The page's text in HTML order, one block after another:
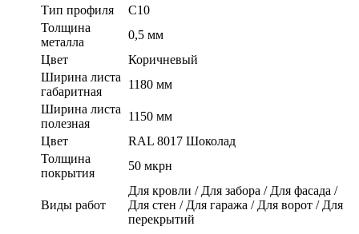
Тип профиля
C10
Толщина
металла
0,5 мм
Цвет
Коричневый
Ширина листа
габаритная
1180 мм
Ширина листа
полезная
1150 мм
Цвет
RAL 8017 Шоколад
Толщина
покрытия
50 мкрн
Виды работ
Для кровли / Для забора / Для фасада /
Для стен / Для гаража / Для ворот / Для
перекрытий